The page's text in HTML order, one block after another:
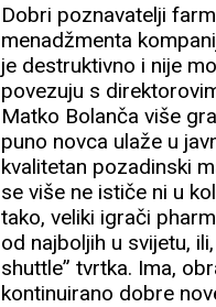
Dobri poznavatelji
menadžmenta
je destruktivno i nije
povezuju s
Matko Bolanča više
puno novca ulaže u
kvalitetan pozadinski
se više ne ističe ni u
tako, veliki igrači
od najboljih u svijetu,
shuttle” tvrtka. Ima,
kontinuirano dobre